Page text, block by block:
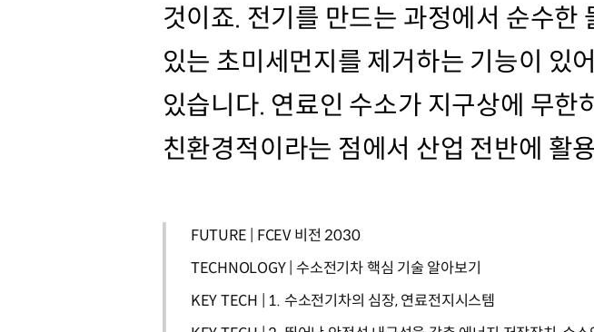
것이죠. 전기를 만드는 과정에서 순수한
있는 초미세먼지를 제거하는 기능이 있
있습니다. 연료인 수소가 지구상에 무한
친환경적이라는 점에서 산업 전반에 활
FUTURE | FCEV 비전 2030
TECHNOLOGY | 수소전기차 핵심 기술 알아보기
KEY TECH | 1. 수소전기차의 심장, 연료전지시스템